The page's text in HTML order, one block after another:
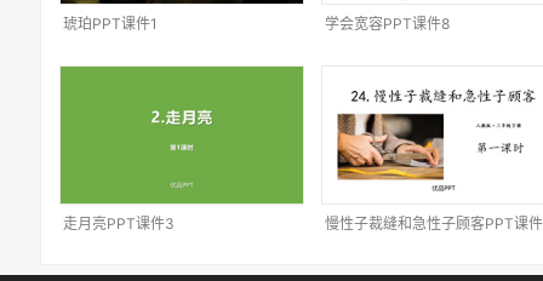
琥珀PPT课件1 学会宽容PPT课件8
走月亮PPT课件3 慢性子裁缝和急性子顾客PPT课